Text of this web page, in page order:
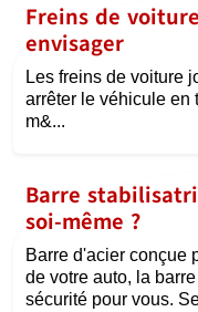
Freins de
envisager
Les freins de voiture
arrêter le véhicule en
m&...
Barre
soi-même ?
Barre d'acier conçue
de votre auto, la
sécurité pour vous.